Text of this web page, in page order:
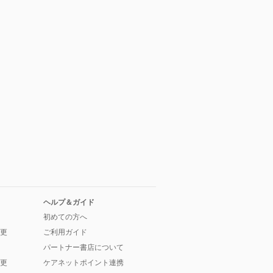
ヘルプ＆ガイド
初めての方へ
ご利用ガイド
パートナー書店について
ケアネットポイント連携